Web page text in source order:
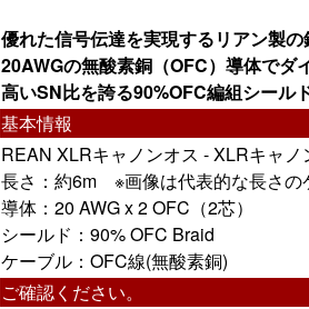
優れた信号伝達を実現するリアン製の
20AWGの無酸素銅（OFC）導体でダ
高いSN比を誇る90%OFC編組シール
基本情報
REAN XLRキャノンオス - XLRキャノ
長さ：約6m ※画像は代表的な長さの
導体：20 AWG x 2 OFC（2芯）
シールド：90% OFC Braid
ケーブル：OFC線(無酸素銅)
ご確認ください。